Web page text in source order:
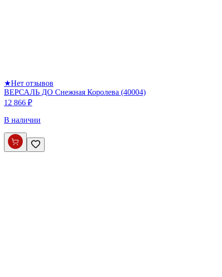
★Нет отзывов
ВЕРСАЛЬ ДО Снежная Королева (40004)
12 866 ₽
В наличии